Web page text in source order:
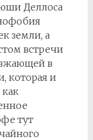
Деллоса
земли, а
встречи
в
которая и
как
тут